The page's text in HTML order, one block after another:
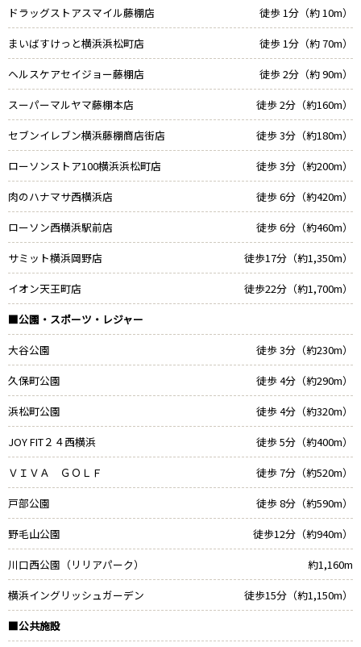
ドラッグストアスマイル藤棚店
徒歩 1分（約 10m）
まいばすけっと横浜浜松町店
徒歩 1分（約 70m）
ヘルスケアセイジョー藤棚店
徒歩 2分（約 90m）
スーパーマルヤマ藤棚本店
徒歩 2分（約160m）
セブンイレブン横浜藤棚商店街店
徒歩 3分（約180m）
ローソンストア100横浜浜松町店
徒歩 3分（約200m）
肉のハナマサ西横浜店
徒歩 6分（約420m）
ローソン西横浜駅前店
徒歩 6分（約460m）
サミット横浜岡野店
徒歩17分（約1,350m）
イオン天王町店
徒歩22分（約1,700m）
■公園・スポーツ・レジャー
大谷公園
徒歩 3分（約230m）
久保町公園
徒歩 4分（約290m）
浜松町公園
徒歩 4分（約320m）
JOY FIT２４西横浜
徒歩 5分（約400m）
ＶＩＶＡ ＧＯＬＦ
徒歩 7分（約520m）
戸部公園
徒歩 8分（約590m）
野毛山公園
徒歩12分（約940m）
川口西公園（リリアパーク）
約1,160m
横浜イングリッシュガーデン
徒歩15分（約1,150m）
■公共施設